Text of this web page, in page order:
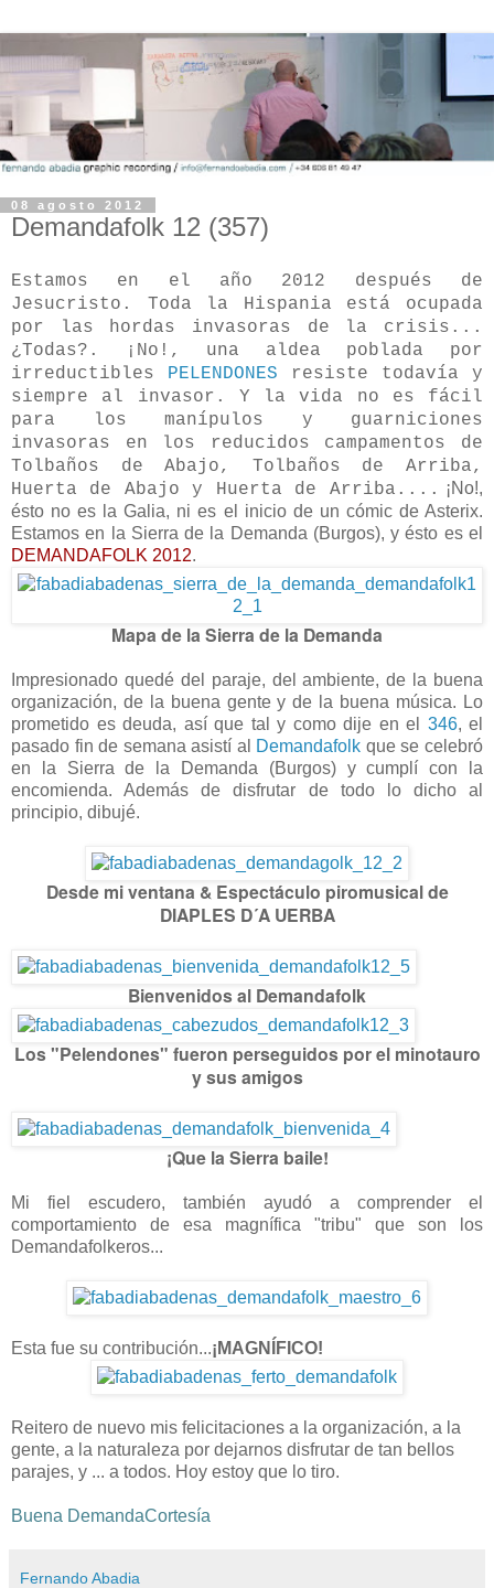
08 agosto 2012
Demandafolk 12 (357)
Estamos en el año 2012 después de
Jesucristo. Toda la Hispania está ocupada
por las hordas invasoras de la crisis...
¿Todas?. ¡No!, una aldea poblada por
irreductibles PELENDONES resiste todavía y
siempre al invasor. Y la vida no es fácil
para los manípulos y guarniciones
invasoras en los reducidos campamentos de
Tolbaños de Abajo, Tolbaños de Arriba,
Huerta de Abajo y Huerta de Arriba....
¡No!,
ésto no es la Galia, ni es el inicio de un cómic de Asterix.
Estamos en la Sierra de la Demanda (Burgos), y ésto es el
DEMANDAFOLK 2012.
Mapa de la Sierra de la Demanda
Impresionado quedé del paraje, del ambiente, de la buena
organización, de la buena gente y de la buena música. Lo
prometido es deuda, así que tal y como dije en el 346, el
pasado fin de semana asistí al Demandafolk que se celebró
en la Sierra de la Demanda (Burgos) y cumplí con la
encomienda. Además de disfrutar de todo lo dicho al
principio, dibujé.
Desde mi ventana & Espectáculo piromusical de
DIAPLES D´A UERBA
Bienvenidos al Demandafolk
Los "Pelendones" fueron perseguidos por el minotauro
y sus amigos
¡Que la Sierra baile!
Mi fiel escudero, también ayudó a comprender el
comportamiento de esa magnífica "tribu" que son los
Demandafolkeros...
Esta fue su contribución...¡MAGNÍFICO!
Reitero de nuevo mis felicitaciones a la organización, a la
gente, a la naturaleza por dejarnos disfrutar de tan bellos
parajes, y ... a todos. Hoy estoy que lo tiro.
Buena DemandaCortesía
Fernando Abadia